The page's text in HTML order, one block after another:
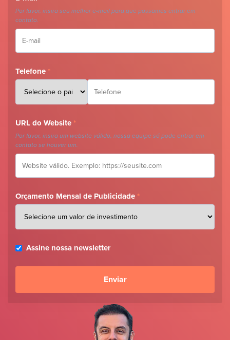
Por favor, insira seu melhor e-mail para que possamos entrar em
contato.
Telefone *
URL do Website *
Por favor, insira um website válido, nossa equipe só pode entrar em
contato se houver um.
Orçamento Mensal de Publicidade *
Assine nossa newsletter